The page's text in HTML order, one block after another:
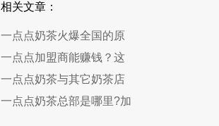
相关文章：
一点点奶茶火爆全国的原
一点点加盟商能赚钱？这
一点点奶茶与其它奶茶店
一点点奶茶总部是哪里?加